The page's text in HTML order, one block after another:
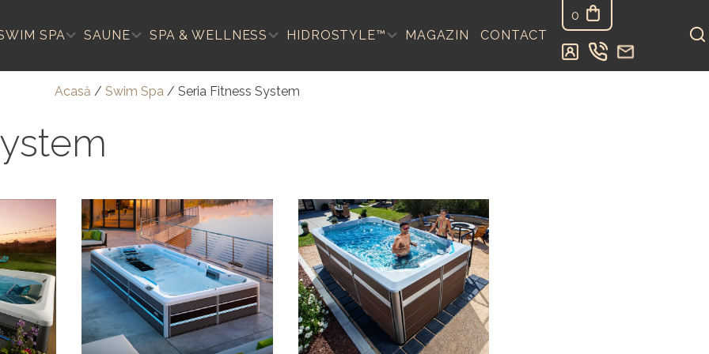
SPA SAUNE SPA & WELLNESS HIDROSTYLE™ MAGAZIN CONTACT
0
Acasă / Swim Spa / Seria Fitness System